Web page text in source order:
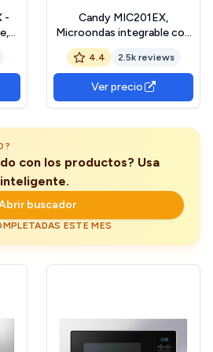
-
x
Candy MIC201EX,
Microondas integrable con
grill, 20L, Digital, Con
marco, 8 programas
automáticos, Plato
giratorio 24,5cm,
Descongelación tiempo y
4.4 2.5k reviews
Ver precio
con los productos? Usa
buscador
ESTE MES